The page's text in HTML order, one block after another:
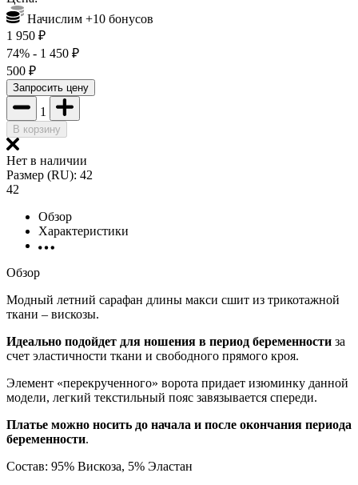
Начислим +10 бонусов
1 950 ₽
74% - 1 450 ₽
500 ₽
Запросить цену
1
В корзину
Нет в наличии
Размер (RU): 42
42
Обзор
Характеристики
Обзор
Модный летний сарафан длины макси сшит из трикотажной
ткани – вискозы.
Идеально подойдет для ношения в период беременности за
счет эластичности ткани и свободного прямого кроя.
Элемент «перекрученного» ворота придает изюминку данной
модели, легкий текстильный пояс завязывается спереди.
Платье можно носить до начала и после окончания периода
беременности.
Состав: 95% Вискоза, 5% Эластан